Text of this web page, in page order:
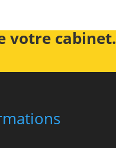
votre cabinet.